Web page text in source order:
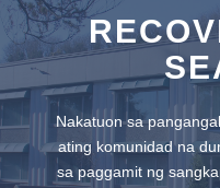
Nakatuon sa
ating komunidad na
sa paggamit ng